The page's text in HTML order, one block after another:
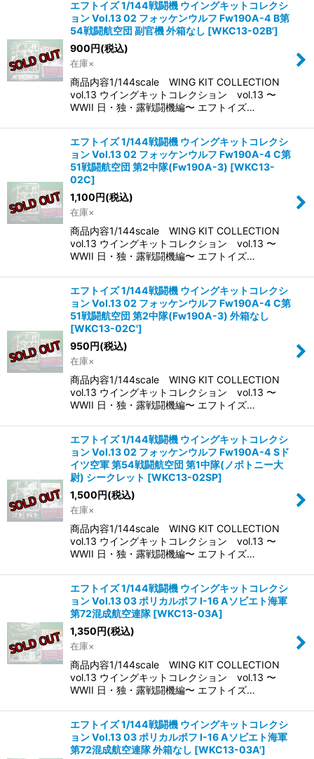
エフトイズ 1/144戦闘機 ウイングキットコレクシ
ョン Vol.13 02 フォッケンウルフ Fw190A-4 B第
54戦闘航空団 副官機 外箱なし [WKC13-02B']
900 円(税込)
在庫×
商品内容1/144scale WING KIT COLLECTION
vol.13 ウイングキットコレクション vol.13 〜
WWII 日・独・露戦闘機編〜 エフトイズ…
エフトイズ 1/144戦闘機 ウイングキットコレクシ
ョン Vol.13 02 フォッケンウルフ Fw190A-4 C第
51戦闘航空団 第2中隊(Fw190A-3) [WKC13-
02C]
1,100 円(税込)
在庫×
商品内容1/144scale WING KIT COLLECTION
vol.13 ウイングキットコレクション vol.13 〜
WWII 日・独・露戦闘機編〜 エフトイズ…
エフトイズ 1/144戦闘機 ウイングキットコレクシ
ョン Vol.13 02 フォッケンウルフ Fw190A-4 C第
51戦闘航空団 第2中隊(Fw190A-3) 外箱なし
[WKC13-02C']
950 円(税込)
在庫×
商品内容1/144scale WING KIT COLLECTION
vol.13 ウイングキットコレクション vol.13 〜
WWII 日・独・露戦闘機編〜 エフトイズ…
エフトイズ 1/144戦闘機 ウイングキットコレクシ
ョン Vol.13 02 フォッケンウルフ Fw190A-4 Sド
イツ空軍 第54戦闘航空団 第1中隊(ノボトニー大
尉) シークレット [WKC13-02SP]
1,500 円(税込)
在庫×
商品内容1/144scale WING KIT COLLECTION
vol.13 ウイングキットコレクション vol.13 〜
WWII 日・独・露戦闘機編〜 エフトイズ…
エフトイズ 1/144戦闘機 ウイングキットコレクシ
ョン Vol.13 03 ポリカルポフ I-16 Aソビエト海軍
第72混成航空連隊 [WKC13-03A]
1,350 円(税込)
在庫×
商品内容1/144scale WING KIT COLLECTION
vol.13 ウイングキットコレクション vol.13 〜
WWII 日・独・露戦闘機編〜 エフトイズ…
エフトイズ 1/144戦闘機 ウイングキットコレクシ
ョン Vol.13 03 ポリカルポフ I-16 Aソビエト海軍
第72混成航空連隊 外箱なし [WKC13-03A']